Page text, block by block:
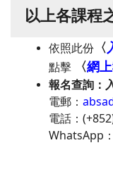
以上各課程
依照此份 〈
點擊
〈網
報名查詢：
電郵：
電話：
WhatsApp：